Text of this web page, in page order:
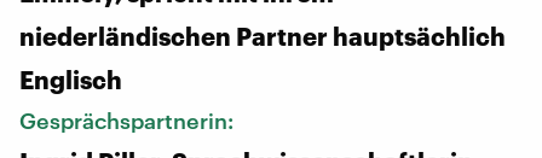
niederländischen Partner hauptsächlich
Englisch
Gesprächspartnerin: